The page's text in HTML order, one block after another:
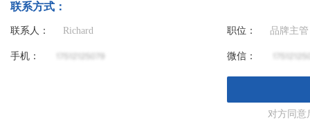
联系方式：
联系人： Richard 职位： 品牌主管
手机： 微信：
对方同意